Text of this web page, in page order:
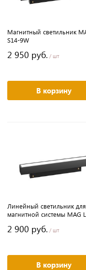
Магнитный светильник MAG
S14-9W
2 950 руб. / шт
В корзину
Линейный светильник для
магнитной системы MAG L8-
2 900 руб. / шт
В корзину